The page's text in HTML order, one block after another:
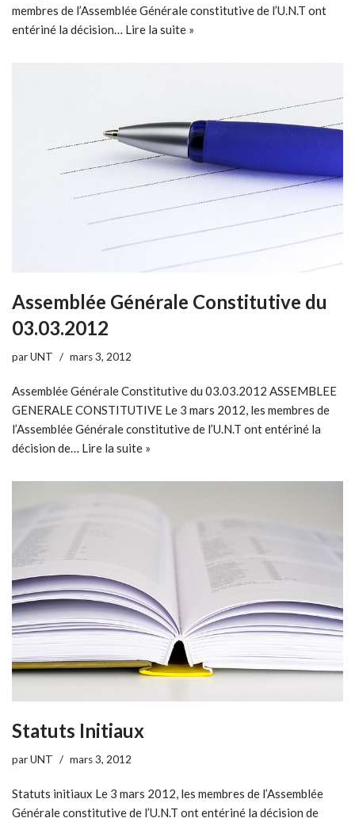
membres de l’Assemblée Générale constitutive de l’U.N.T ont
entériné la décision… Lire la suite »
Assemblée Générale Constitutive du
03.03.2012
parUNT mars 3, 2012
Assemblée Générale Constitutive du 03.03.2012 ASSEMBLEE
GENERALE CONSTITUTIVE Le 3 mars 2012, les membres de
l’Assemblée Générale constitutive de l’U.N.T ont entériné la
décision de… Lire la suite »
Statuts Initiaux
parUNT mars 3, 2012
Statuts initiaux Le 3 mars 2012, les membres de l’Assemblée
Générale constitutive de l’U.N.T ont entériné la décision de